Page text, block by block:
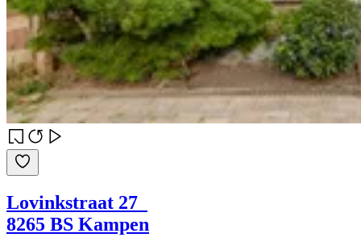
Lovinkstraat 27
8265 BS Kampen